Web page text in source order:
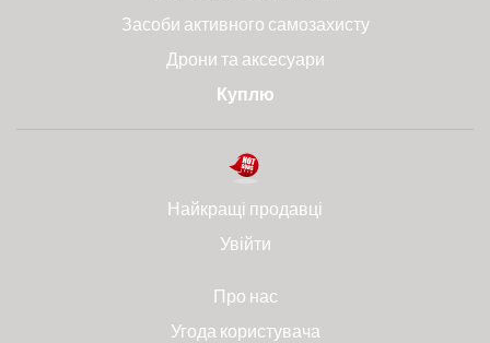
Засоби активного самозахисту
Дрони та аксесуари
Куплю
Найкращі продавці
Увійти
Про нас
Угода користувача